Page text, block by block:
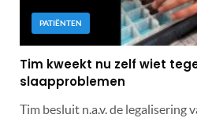
PATIËNTEN
Tim kweekt nu zelf wiet
slaapproblemen
Tim besluit n.a.v. de legalisering